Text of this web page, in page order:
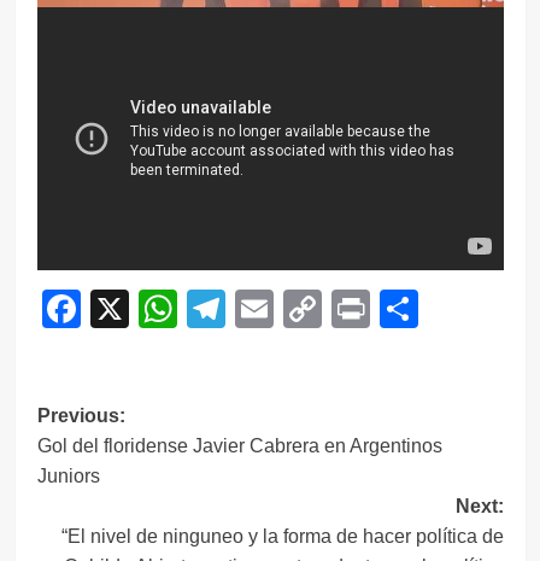
Facebook
X WhatsApp
Telegram
EmailCopy
Print
Navegación
de
Previous:
Gol del floridense Javier Cabrera en Argentinos
Juniors
Next:
“El nivel de ninguneo y la forma de hacer política de